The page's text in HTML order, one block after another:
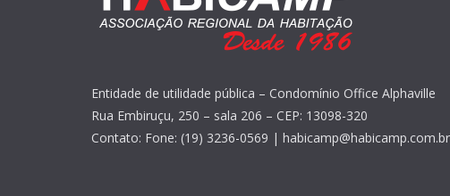
Entidade de utilidade pública – Condomínio Office Alphaville
Rua Embiruçu, 250 – sala 206 – CEP: 13098-320
Contato: Fone: (19) 3236-0569 | habicamp@habicamp.com.br